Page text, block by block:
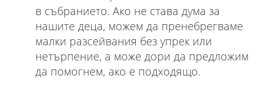
в събранието. Ако не става дума за
нашите деца, можем да пренебрегваме
малки разсейвания без упрек или
нетърпение, а може дори да предложим
да помогнем, ако е подходящо.